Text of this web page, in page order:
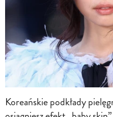
Koreańskie podkłady